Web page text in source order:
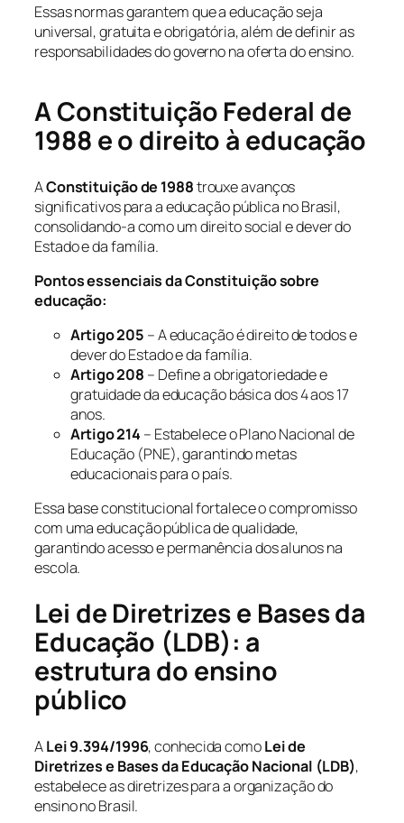
Essas normas garantem que a educação seja
universal, gratuita e obrigatória, além de definir as
responsabilidades do governo na oferta do ensino.
A Constituição Federal de
1988 e o direito à educação
AConstituição de 1988trouxe avanços
significativos para a educação pública no Brasil,
consolidando-a como um direito social e dever do
Estado e da família.
Pontos essenciais da Constituição sobre
educação:
Artigo 205 – A educação é direito de todos e
dever do Estado e da família.
Artigo 208 – Define a obrigatoriedade e
gratuidade da educação básica dos 4 aos 17
anos.
Artigo 214 – Estabelece o Plano Nacional de
Educação (PNE), garantindo metas
educacionais para o país.
Essa base constitucional fortalece o compromisso
com uma educação pública de qualidade,
garantindo acesso e permanência dos alunos na
escola.
Lei de Diretrizes e Bases da
Educação (LDB): a
estrutura do ensino
público
ALei 9.394/1996, conhecida comoLei de
Diretrizes e Bases da Educação Nacional (LDB),
estabelece as diretrizes para a organização do
ensino no Brasil.